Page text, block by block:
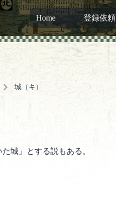
Home 登録依頼
城（キ）
城」とする説もある。